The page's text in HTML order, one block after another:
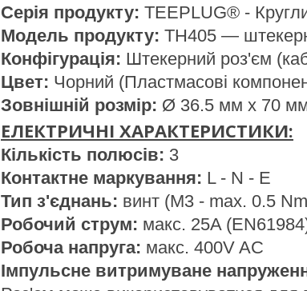
Серія продукту: TEEPLUG® -
Модель продукту: TH405 —
Конфігурація: Штекерний роз'єм
Цвет: Чорний (Пластмасові
Зовнішній розмір: Ø 36.5 мм x 70 мм
ЕЛЕКТРИЧНІ ХАРАКТЕРИСТИКИ:
Кількість полюсів: 3
Контактне маркування: L - N - E
Тип з'єднань: винт (M3 - max. 0.5
Робочий струм: макс. 25A
Робоча напруга: макс. 400V AC
Імпульсне витримуване